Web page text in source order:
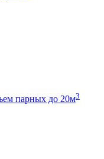
парных до 20м3